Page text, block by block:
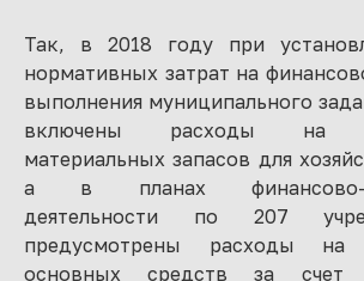
Так, в 2018 году при
нормативных затрат на
выполнения муниципального
включены расходы на
материальных запасов для
а в планах финансово-
деятельности по 207
предусмотрены расходы на
основных средств за счет